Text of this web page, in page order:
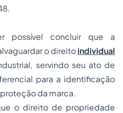
possível concluir que a
o direitoindividual
, servindo seu ato de
para a identificação
da marca.
o direito de propriedade